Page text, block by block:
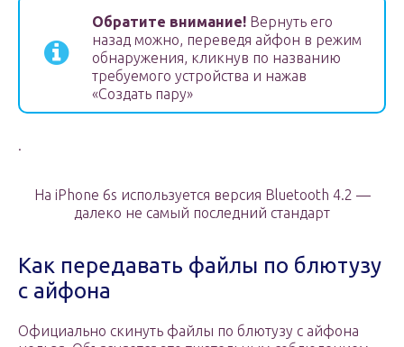
Обратите внимание! Вернуть его
назад можно, переведя айфон в режим
обнаружения, кликнув по названию
требуемого устройства и нажав
«Создать пару»
.
На iPhone 6s используется версия Bluetooth 4.2 —
далеко не самый последний стандарт
Как передавать файлы по блютузу
с айфона
Официально скинуть файлы по блютузу с айфона